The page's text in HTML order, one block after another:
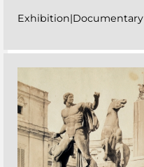
Exhibition|Documentary